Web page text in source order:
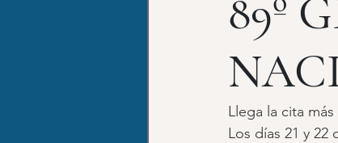
89º
Llega la cita
Los días 21 y